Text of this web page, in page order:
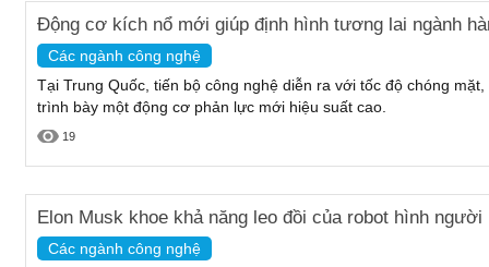
Động cơ kích nổ mới giúp định hình tương lai ngành
Các ngành công nghệ
Tại Trung Quốc, tiến bộ công nghệ diễn ra với tốc độ chóng
trình bày một động cơ phản lực mới hiệu suất cao.
19
Elon Musk khoe khả năng leo đồi của robot hình người
Các ngành công nghệ